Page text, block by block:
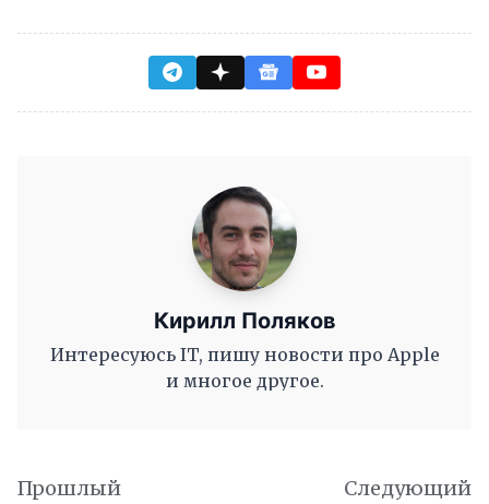
Кирилл Поляков
Интересуюсь IT, пишу новости про Apple
и многое другое.
Прошлый
Следующий